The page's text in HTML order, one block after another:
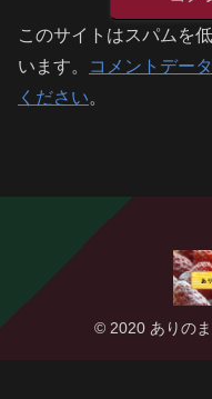
このサイトはスパムを
います。
コメントデー
ください。
© 2020 ありの